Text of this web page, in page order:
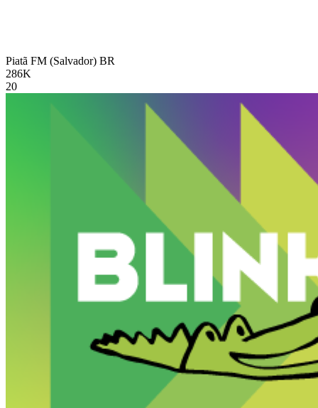
Piatã FM (Salvador) BR
286K
20